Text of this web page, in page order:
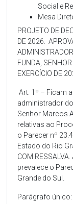
Social e
Mesa
PROJETO DE
DE 2026.
FUNDA,
EXERCÍCIO DE
Art. 1º – Ficam
administrador
Senhor Marcos
relativas ao
o Parecer nº
Estado do Rio
COM
prevalece o
Grande do Sul.
Parágrafo